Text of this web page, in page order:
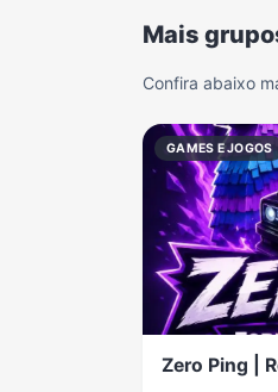
Mais
Confira abaixo
GAMES E JOGOS
Zero Ping |